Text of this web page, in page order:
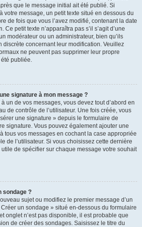
que le message initial ait été publié. Si
votre message, un petit texte situé en dessous du
de fois que vous l’avez modifié, contenant la date
Ce petit texte n’apparaîtra pas s’il s’agit d’une
modérateur ou un administrateur, bien qu’ils
discrète concernant leur modification. Veuillez
ne peuvent pas supprimer leur propre
publiée.
signature à mon message ?
un de vos messages, vous devez tout d’abord en
de contrôle de l’utilisateur. Une fois créée, vous
une signature » depuis le formulaire de
signature. Vous pouvez également ajouter une
tous vos messages en cochant la case appropriée
de l’utilisateur. Si vous choisissez cette dernière
de spécifier sur chaque message votre souhait
sondage ?
sujet ou modifiez le premier message d’un
un sondage » situé en-dessous du formulaire
onglet n’est pas disponible, il est probable que
de créer des sondages. Saisissez le titre du